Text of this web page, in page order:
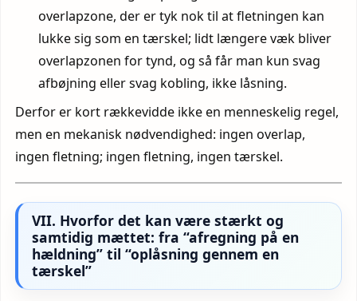
overlapzone, der er tyk nok til at fletningen kan
lukke sig som en tærskel; lidt længere væk bliver
overlapzonen for tynd, og så får man kun svag
afbøjning eller svag kobling, ikke låsning.
Derfor er kort rækkevidde ikke en menneskelig regel,
men en mekanisk nødvendighed: ingen overlap,
ingen fletning; ingen fletning, ingen tærskel.
VII. Hvorfor det kan være stærkt og
samtidig mættet: fra “afregning på en
hældning” til “oplåsning gennem en
tærskel”